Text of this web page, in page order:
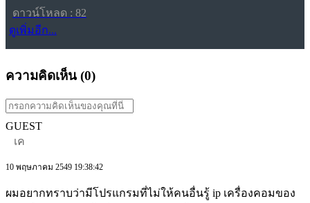
ดาวน์โหลด : 82
ดูเพิ่มอีก...
ความคิดเห็น (0)
GUEST
เค
10 พฤษภาคม 2549 19:38:42
ผมอยากทราบว่ามีโปรแกรมที่ไม่ให้คนอื่นรู้ ip เครื่องคอมของ